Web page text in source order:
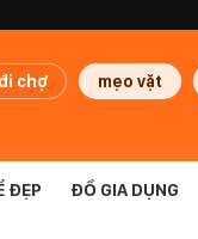
chợ mẹo vặt
ĐẸP ĐỒ GIA DỤNG